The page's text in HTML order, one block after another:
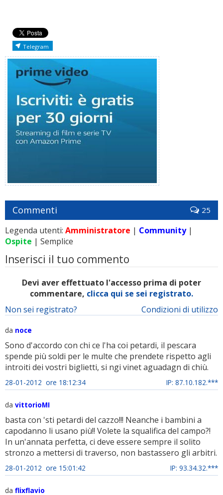
Telegram
Commenti 25
Legenda utenti: Amministratore | Community|
Ospite | Semplice
Inserisci il tuo commento
Devi aver effettuato l'accesso prima di poter
commentare, clicca qui se sei registrato.
Condizioni di utilizzo
Non sei registrato?
da noce
Sono d'accordo con chi ce l'ha coi petardi, il pescara
spende più soldi per le multe che prendete rispetto agli
introiti dei vostri biglietti, si ngi vinet aguadagn di chiù.
28-01-2012 ore 18:12:34 IP: 87.10.182.***
da vittorioMI
basta con 'sti petardi del cazzo!!! Neanche i bambini a
capodanno li usano più!! Volete la squalifica del campo?!
In un'annata perfetta, ci deve essere sempre il solito
stronzo a mettersi di traverso, non bastassero gli arbitri.
28-01-2012 ore 15:01:42 IP: 93.34.32.***
da flixflavio